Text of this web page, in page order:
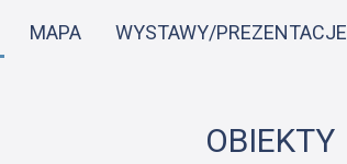
do
MAPA WYSTAWY/PREZENTACJE
OBIEKTY